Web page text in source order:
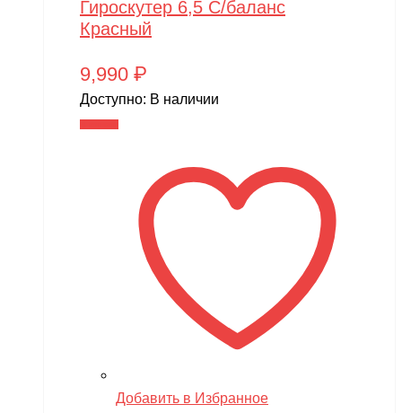
Гироскутер 6,5 С/баланс
Красный
9,990 ₽
Доступно: В наличии
Добавить в Избранное